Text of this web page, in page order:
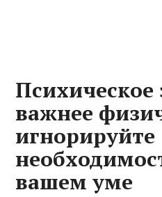
Психическое
важнее
игнорируйте
вашем уме